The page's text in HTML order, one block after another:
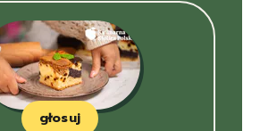
głosuj